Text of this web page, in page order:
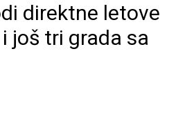
direktne letove
još tri grada sa